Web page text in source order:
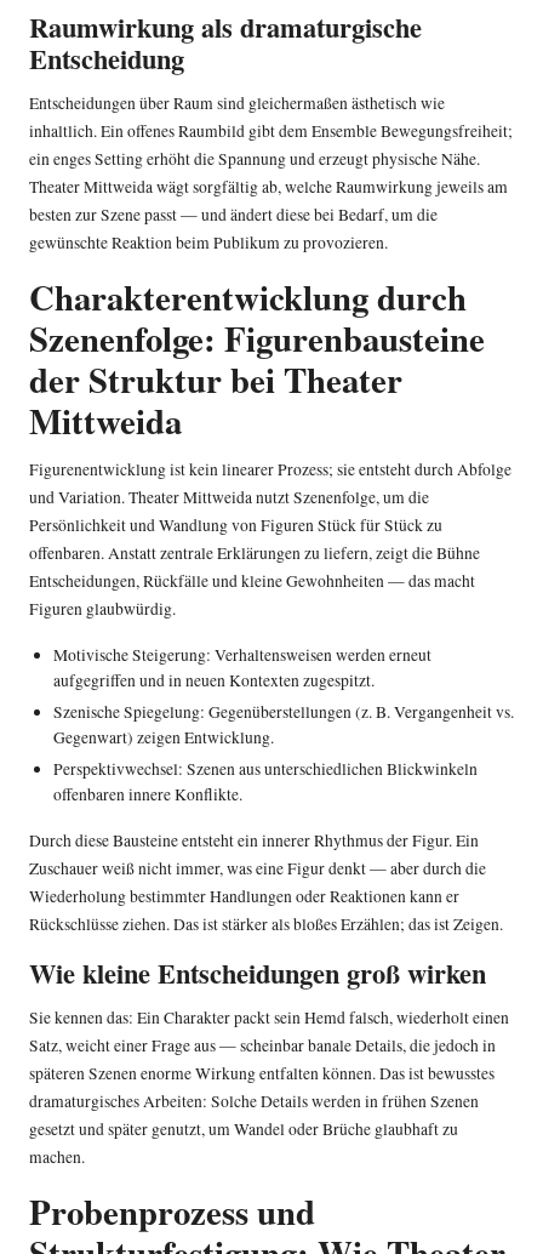
Raumwirkung als dramaturgische
Entscheidung
Entscheidungen über Raum sind gleichermaßen ästhetisch wie
inhaltlich. Ein offenes Raumbild gibt dem Ensemble Bewegungsfreiheit;
ein enges Setting erhöht die Spannung und erzeugt physische Nähe.
Theater Mittweida wägt sorgfältig ab, welche Raumwirkung jeweils am
besten zur Szene passt — und ändert diese bei Bedarf, um die
gewünschte Reaktion beim Publikum zu provozieren.
Charakterentwicklung durch
Szenenfolge: Figurenbausteine
der Struktur bei Theater
Mittweida
Figurenentwicklung ist kein linearer Prozess; sie entsteht durch Abfolge
und Variation. Theater Mittweida nutzt Szenenfolge, um die
Persönlichkeit und Wandlung von Figuren Stück für Stück zu
offenbaren. Anstatt zentrale Erklärungen zu liefern, zeigt die Bühne
Entscheidungen, Rückfälle und kleine Gewohnheiten — das macht
Figuren glaubwürdig.
Motivische Steigerung: Verhaltensweisen werden erneut
aufgegriffen und in neuen Kontexten zugespitzt.
Szenische Spiegelung: Gegenüberstellungen (z. B. Vergangenheit vs.
Gegenwart) zeigen Entwicklung.
Perspektivwechsel: Szenen aus unterschiedlichen Blickwinkeln
offenbaren innere Konflikte.
Durch diese Bausteine entsteht ein innerer Rhythmus der Figur. Ein
Zuschauer weiß nicht immer, was eine Figur denkt — aber durch die
Wiederholung bestimmter Handlungen oder Reaktionen kann er
Rückschlüsse ziehen. Das ist stärker als bloßes Erzählen; das ist Zeigen.
Wie kleine Entscheidungen groß wirken
Sie kennen das: Ein Charakter packt sein Hemd falsch, wiederholt einen
Satz, weicht einer Frage aus — scheinbar banale Details, die jedoch in
späteren Szenen enorme Wirkung entfalten können. Das ist bewusstes
dramaturgisches Arbeiten: Solche Details werden in frühen Szenen
gesetzt und später genutzt, um Wandel oder Brüche glaubhaft zu
machen.
Probenprozess und